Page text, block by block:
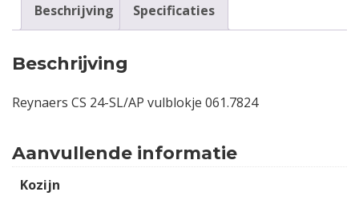
Beschrijving Specificaties
Beschrijving
Reynaers CS 24-SL/AP vulblokje 061.7824
Aanvullende informatie
Kozijn